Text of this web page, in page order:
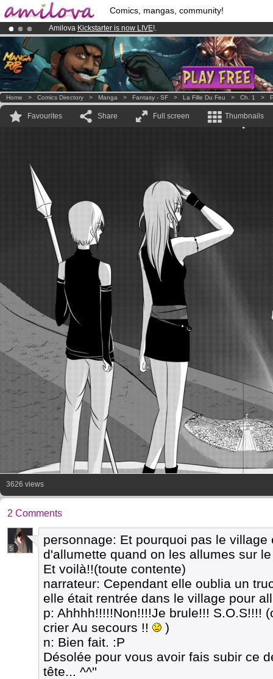
Comics, mangas, community!
Amilova Kickstarter is now LIVE!.
Already 100000membersand 1000comics & mangas!.
Premium membership from3.95 euros per month !Get membership
Home > Comics Directory > Manga > Fantasy - SF > La Fille Du Feu > Ch. 1 >
Favourites Share Full screen Thumbnails
3626 views
2 Comments
5
personnage: Et pourquoi pas le
d'allumette quand on les allumes sur
Et voilà!!(toute contente)
narrateur: Cependant elle oublia un
elle était rentrée dans le village pour
p: Ahhhh!!!!!Non!!!!Je brule!!! S.O.S!!!!
crier Au secours !!
)
n: Bien fait. :P
Désolée pour vous avoir fais subir ce
tête... ^^''